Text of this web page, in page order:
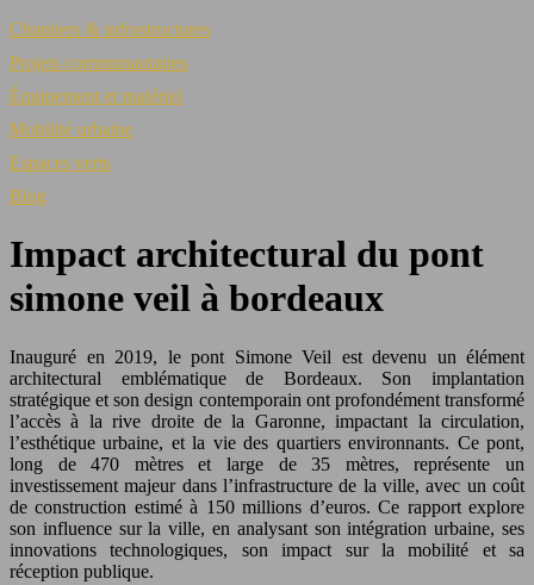
Chantiers & infrastructures
Projets communautaires
Équipement et matériel
Mobilité urbaine
Espaces verts
Blog
Impact architectural du pont
simone veil à bordeaux
Inauguré en 2019, le pont Simone Veil est devenu un élément
architectural emblématique de Bordeaux. Son implantation
stratégique et son design contemporain ont profondément transformé
l’accès à la rive droite de la Garonne, impactant la circulation,
l’esthétique urbaine, et la vie des quartiers environnants. Ce pont,
long de 470 mètres et large de 35 mètres, représente un
investissement majeur dans l’infrastructure de la ville, avec un coût
de construction estimé à 150 millions d’euros. Ce rapport explore
son influence sur la ville, en analysant son intégration urbaine, ses
innovations technologiques, son impact sur la mobilité et sa
réception publique.